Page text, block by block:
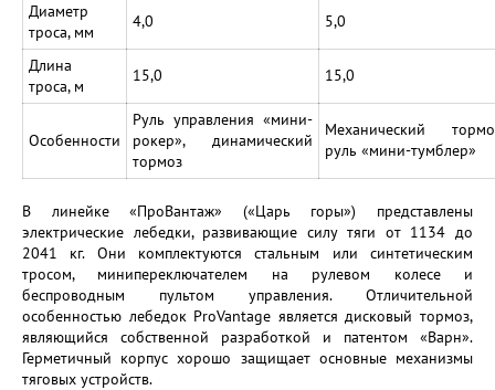
Диаметр
троса, мм
4,0 5,0
Длина
троса, м
15,0 15,0
Особенности
Руль управления «мини-
рокер», динамический
тормоз
Механический
руль «мини-тумблер»
В линейке «ПроВантаж» («Царь горы») представлены
электрические лебедки, развивающие силу тяги от 1134 до
2041 кг. Они комплектуются стальным или синтетическим
тросом, минипереключателем на рулевом колесе и
беспроводным пультом управления. Отличительной
особенностью лебедок ProVantage является дисковый тормоз,
являющийся собственной разработкой и патентом «Варн».
Герметичный корпус хорошо защищает основные механизмы
тяговых устройств.